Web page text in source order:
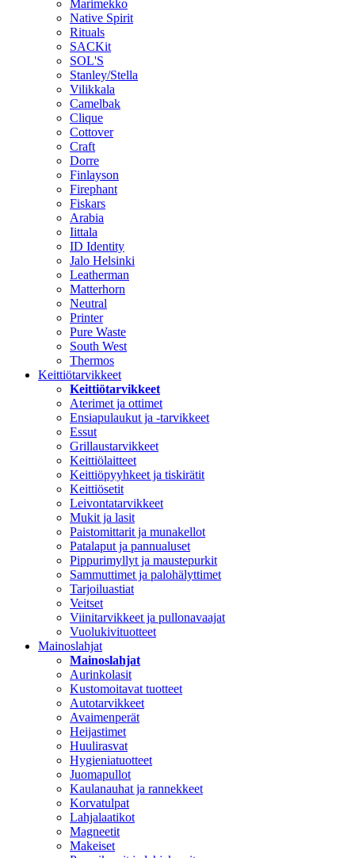
Marimekko
Native Spirit
Rituals
SACKit
SOL'S
Stanley/Stella
Vilikkala
Camelbak
Clique
Cottover
Craft
Dorre
Finlayson
Firephant
Fiskars
Arabia
Iittala
ID Identity
Jalo Helsinki
Leatherman
Matterhorn
Neutral
Printer
Pure Waste
South West
Thermos
Keittiötarvikkeet
Keittiötarvikkeet
Aterimet ja ottimet
Ensiapulaukut ja -tarvikkeet
Essut
Grillaustarvikkeet
Keittiölaitteet
Keittiöpyyhkeet ja tiskirätit
Keittiösetit
Leivontatarvikkeet
Mukit ja lasit
Paistomittarit ja munakellot
Patalaput ja pannualuset
Pippurimyllyt ja maustepurkit
Sammuttimet ja palohälyttimet
Tarjoiluastiat
Veitset
Viinitarvikkeet ja pullonavaajat
Vuolukivituotteet
Mainoslahjat
Mainoslahjat
Aurinkolasit
Kustomoitavat tuotteet
Autotarvikkeet
Avaimenperät
Heijastimet
Huulirasvat
Hygieniatuotteet
Juomapullot
Kaulanauhat ja rannekkeet
Korvatulpat
Lahjalaatikot
Magneetit
Makeiset